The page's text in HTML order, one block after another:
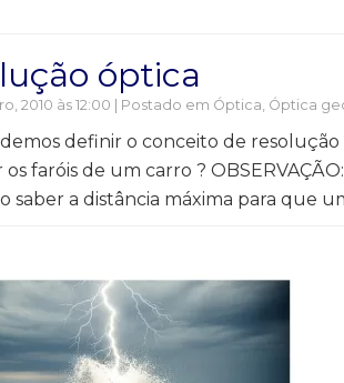
óptica
2010 às 12:00 | Postado em Óptica, Óptica
definir o conceito de
faróis de um carro ?
saber a distância máxima para que